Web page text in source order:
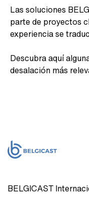
Las soluciones
parte de proyectos
experiencia se
Descubra aquí
desalación más
BELGICAST